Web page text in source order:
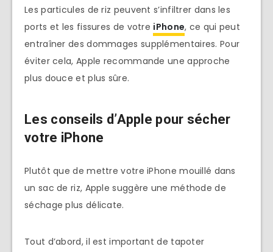
Les particules de riz peuvent s’infiltrer dans les
ports et les fissures de votre iPhone, ce qui peut
entraîner des dommages supplémentaires. Pour
éviter cela, Apple recommande une approche
plus douce et plus sûre.
Les conseils d’Apple pour sécher
votre iPhone
Plutôt que de mettre votre iPhone mouillé dans
un sac de riz, Apple suggère une méthode de
séchage plus délicate.
Tout d’abord, il est important de tapoter